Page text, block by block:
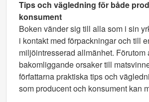
Tips och vägledning för både
konsument
Boken vänder sig till alla som i sin
i kontakt med förpackningar och till
miljöintresserad allmänhet. Förutom
bakomliggande orsaker till
författarna praktiska tips och
som producent och konsument kan